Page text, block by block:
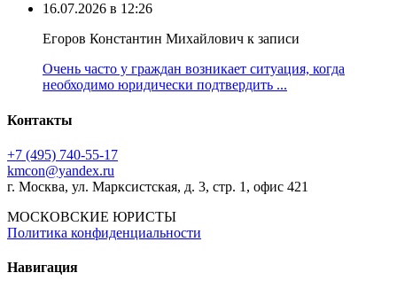
16.07.2026 в 12:26
Егоров Константин Михайлович к записи
Очень часто у граждан возникает ситуация, когда
необходимо юридически подтвердить ...
Контакты
+7 (495) 740‑55‑17
kmcon@yandex.ru
г. Москва, ул. Марксистская, д. 3, стр. 1, офис 421
МОСКОВСКИЕ ЮРИСТЫ
Политика конфиденциальности
Навигация